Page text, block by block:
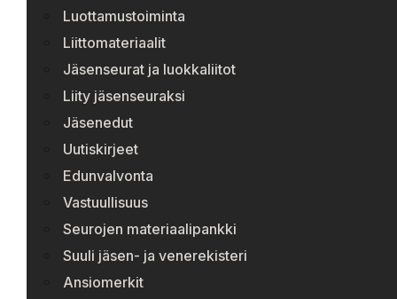
Luottamustoiminta
Liittomateriaalit
Jäsenseurat ja luokkaliitot
Liity jäsenseuraksi
Jäsenedut
Uutiskirjeet
Edunvalvonta
Vastuullisuus
Seurojen materiaalipankki
Suuli jäsen- ja venerekisteri
Ansiomerkit